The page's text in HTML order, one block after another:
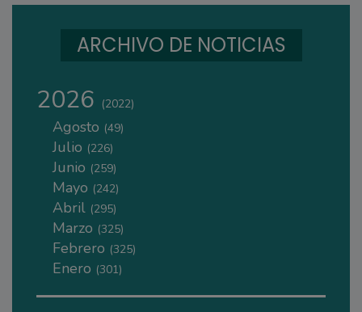
ARCHIVO DE NOTICIAS
2026 (2022)
Agosto (49)
Julio (226)
Junio (259)
Mayo (242)
Abril (295)
Marzo (325)
Febrero (325)
Enero (301)